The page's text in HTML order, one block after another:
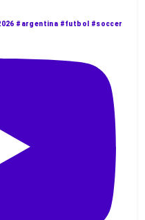
#argentina #futbol #soccer